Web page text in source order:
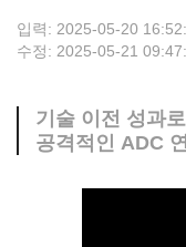
입력: 2025-05-20
수정: 2025-05-21
기술 이전 성과
공격적인 ADC